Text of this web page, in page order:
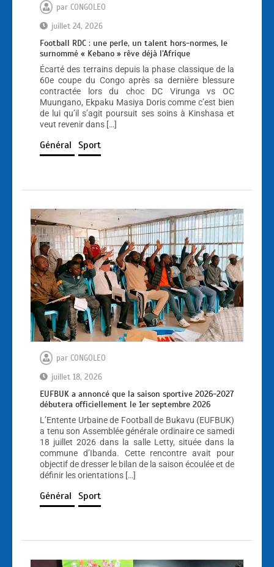
par CONGOLEO
juillet 24, 2026
Football RDC : une perle, un talent hors-normes, le
surnommé « Kebano » rêve déjà l’Afrique
Écarté des terrains depuis la phase classique de la
60e coupe du Congo après sa dernière blessure
contractée lors du choc DC Virunga vs OC
Muungano, Ekpaku Masiya Doris comme c’est bien
de lui qu’il s’agit poursuit ses soins à Kinshasa et
veut revenir dans […]
Général Sport
par CONGOLEO
juillet 18, 2026
EUFBUK a annoncé que la saison sportive 2026-2027
débutera officiellement le 1er septembre 2026
L’Entente Urbaine de Football de Bukavu (EUFBUK)
a tenu son Assemblée générale ordinaire ce samedi
18 juillet 2026 dans la salle Letty, située dans la
commune d’Ibanda. Cette rencontre avait pour
objectif de dresser le bilan de la saison écoulée et de
définir les orientations […]
Général Sport